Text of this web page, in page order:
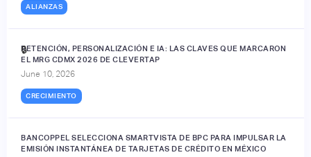
ALIANZAS
RETENCIÓN, PERSONALIZACIÓN E IA: LAS CLAVES QUE MARCARON
EL MRG CDMX 2026 DE CLEVERTAP
June 10, 2026
CRECIMIENTO
🔒
BANCOPPEL SELECCIONA SMARTVISTA DE BPC PARA IMPULSAR LA
EMISIÓN INSTANTÁNEA DE TARJETAS DE CRÉDITO EN MÉXICO